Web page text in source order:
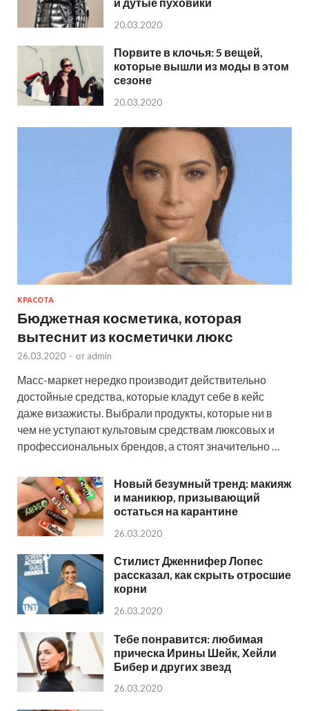
и дутые пуховики
20.03.2020
Порвите в клочья: 5 вещей,
которые вышли из моды в этом
сезоне
20.03.2020
КРАСОТА
Бюджетная косметика, которая
вытеснит из косметички люкс
26.03.2020 - от admin
Масс-маркет нередко производит действительно
достойные средства, которые кладут себе в кейс
даже визажисты. Выбрали продукты, которые ни в
чем не уступают культовым средствам люксовых и
профессиональных брендов, а стоят значительно …
Новый безумный тренд: макияж
и маникюр, призывающий
остаться на карантине
26.03.2020
Стилист Дженнифер Лопес
рассказал, как скрыть отросшие
корни
26.03.2020
Тебе понравится: любимая
прическа Ирины Шейк, Хейли
Бибер и других звезд
26.03.2020